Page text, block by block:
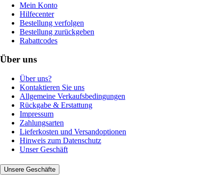
Mein Konto
Hilfecenter
Bestellung verfolgen
Bestellung zurückgeben
Rabattcodes
Über uns
Über uns?
Kontaktieren Sie uns
Allgemeine Verkaufsbedingungen
Rückgabe & Erstattung
Impressum
Zahlungsarten
Lieferkosten und Versandoptionen
Hinweis zum Datenschutz
Unser Geschäft
Unsere Geschäfte